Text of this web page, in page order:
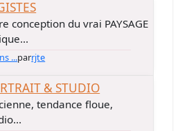
conception du vrai PAYSAGE
...parrjte
& STUDIO
tendance floue,